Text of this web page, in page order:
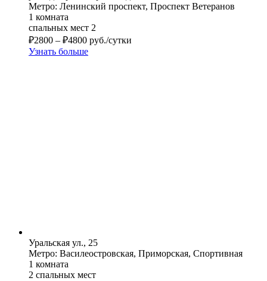
Метро: Ленинский проспект, Проспект Ветеранов
1 комната
спальных мест 2
₽2800 – ₽4800 руб./сутки
Узнать больше
Уральская ул., 25
Метро: Василеостровская, Приморская, Спортивная
1 комната
2 спальных мест